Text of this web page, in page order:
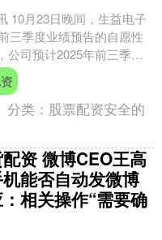
10月23日晚间，生益电子
三季度业绩预告的自愿性
公司预计2025年前三季度
380万元到703，380万....
分类： 股票配资安全的
资 微博CEO王高
能否自动发微博
相关操作“需要确